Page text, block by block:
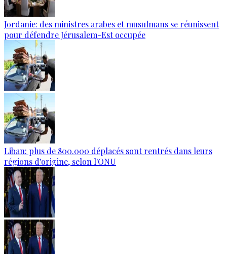
Jordanie: des ministres arabes et musulmans se réunissent
pour défendre Jérusalem-Est occupée
Liban: plus de 800.000 déplacés sont rentrés dans leurs
régions d'origine, selon l'ONU